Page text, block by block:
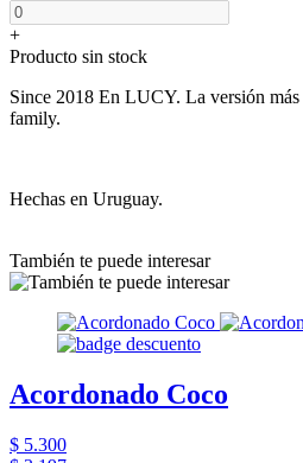
+
Producto sin stock
Since 2018 En LUCY. La versión más
family.
Hechas en Uruguay.
También te puede interesar
Acordonado Coco
$ 5.300